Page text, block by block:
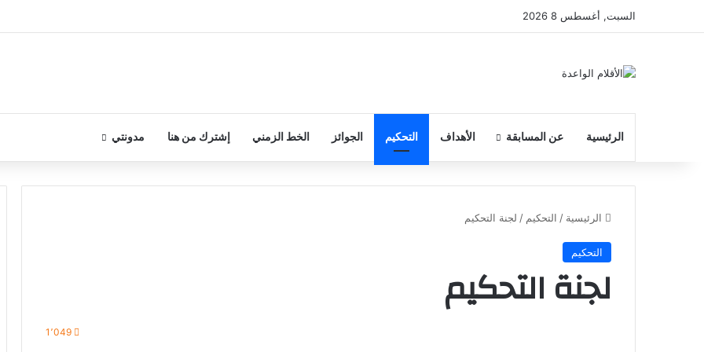
السبت, أغسطس 8 2026
الرئيسية عن المسابقة الأهداف التحكيم الجوائز الخط الزمني إشترك من هنا مدونتي
الرئيسية / التحكيم / لجنة التحكيم
التحكيم
لجنة التحكيم
1٬049